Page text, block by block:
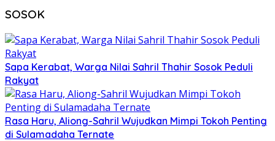
SOSOK
Sapa Kerabat, Warga Nilai Sahril Thahir Sosok Peduli
Rakyat
Rasa Haru, Aliong-Sahril Wujudkan Mimpi Tokoh Penting
di Sulamadaha Ternate